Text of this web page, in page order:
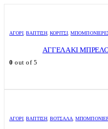
ΑΓΌΡΙ,ΒΑΠΤΙΣΗ, ΚΟΡΊΤΣΙ,
ΑΓΓΕΛΑΚΙ
0 out of 5
ΑΓΌΡΙ,ΒΑΠΤΙΣΗ, ΒΌΤΣΑΛΑ,